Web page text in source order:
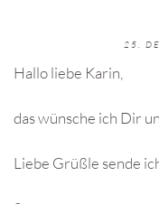
25.
Hallo liebe Karin,
das wünsche ich Dir
Liebe Grüßle sende